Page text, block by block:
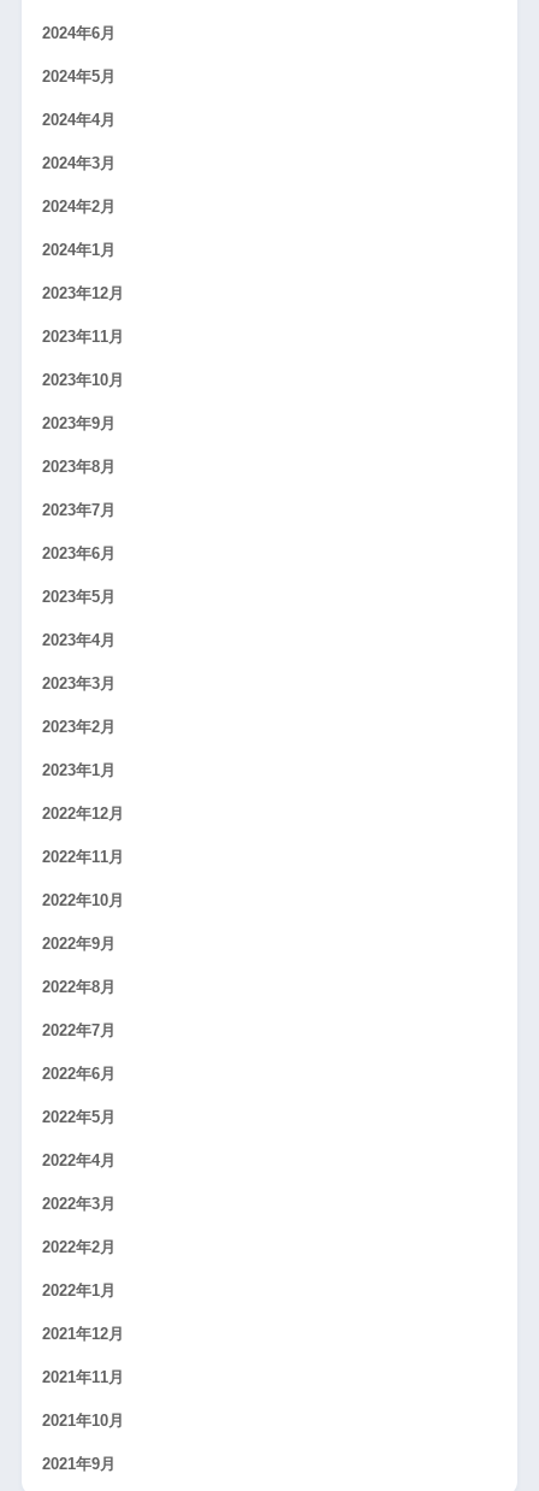
2024年6月
2024年5月
2024年4月
2024年3月
2024年2月
2024年1月
2023年12月
2023年11月
2023年10月
2023年9月
2023年8月
2023年7月
2023年6月
2023年5月
2023年4月
2023年3月
2023年2月
2023年1月
2022年12月
2022年11月
2022年10月
2022年9月
2022年8月
2022年7月
2022年6月
2022年5月
2022年4月
2022年3月
2022年2月
2022年1月
2021年12月
2021年11月
2021年10月
2021年9月